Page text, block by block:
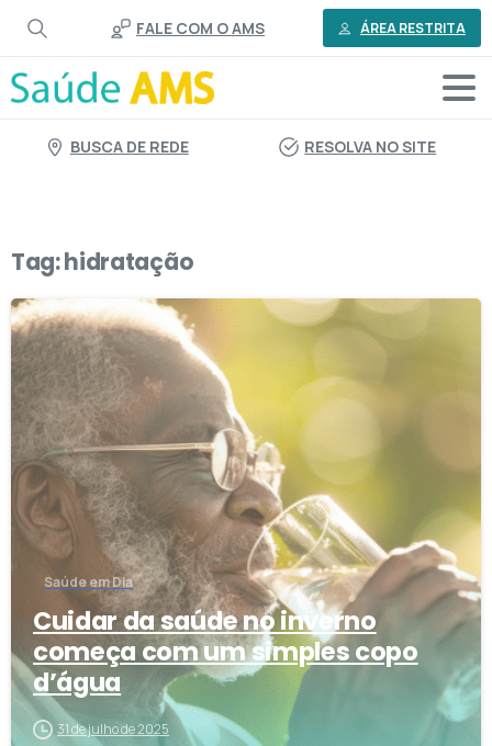
conteúdo
FALE COM O AMS ÁREA RESTRITA
BUSCA DE REDE RESOLVA NO SITE
Tag:hidratação
Saúde em Dia
Cuidar da saúde no inverno
começa com um simples copo
d’água
31 de julho de 2025